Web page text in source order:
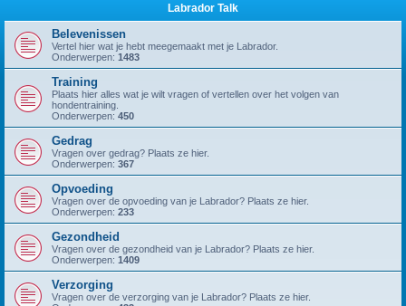
Labrador Talk
Belevenissen
Vertel hier wat je hebt meegemaakt met je Labrador.
Onderwerpen: 1483
Training
Plaats hier alles wat je wilt vragen of vertellen over het volgen van
hondentraining.
Onderwerpen: 450
Gedrag
Vragen over gedrag? Plaats ze hier.
Onderwerpen: 367
Opvoeding
Vragen over de opvoeding van je Labrador? Plaats ze hier.
Onderwerpen: 233
Gezondheid
Vragen over de gezondheid van je Labrador? Plaats ze hier.
Onderwerpen: 1409
Verzorging
Vragen over de verzorging van je Labrador? Plaats ze hier.